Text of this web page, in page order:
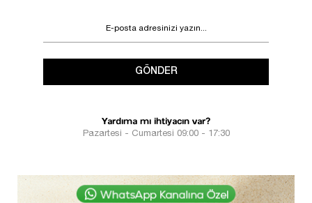
GÖNDER
Yardıma mı ihtiyacın var?
Pazartesi - Cumartesi 09:00 - 17:30